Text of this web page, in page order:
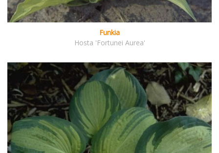
Funkia
Hosta 'Fortunei Aurea'